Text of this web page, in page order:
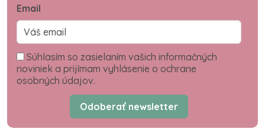
Email
Súhlasím so zasielaním vašich informačných
noviniek a prijímam vyhlásenie o ochrane
osobných údajov.
Odoberať newsletter